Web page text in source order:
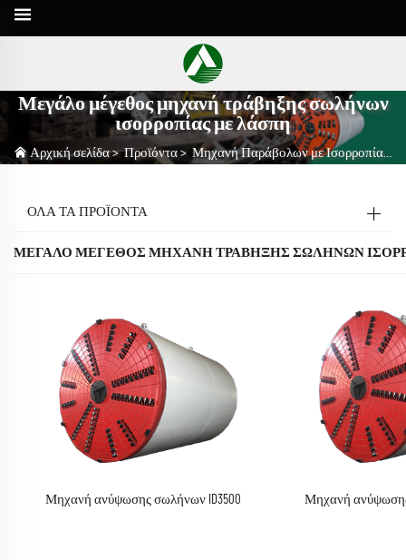
Μεγάλο μέγεθος μηχανή τράβηξης σωλήνων
ισορροπίας με λάσπη
Αρχική σελίδα>Προϊόντα > Μηχανή Παράβολων με Ισορροπία Ρυπανού
ΟΛΑ ΤΑ ΠΡΟΪΟΝΤΑ
ΜΕΓΆΛΟ ΜΈΓΕΘΟΣ ΜΗΧΑΝΉ ΤΡΆΒΗΞΗΣ ΣΩΛΉΝΩΝ
Μηχανή ανύψωσης σωλήνων ID3500 Μηχανή